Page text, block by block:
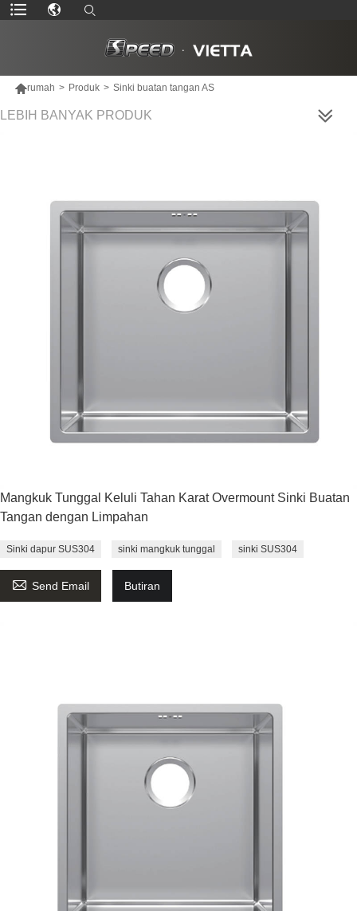
rumah > Produk > Sinki buatan tangan AS
LEBIH BANYAK PRODUK
Mangkuk Tunggal Keluli Tahan Karat Overmount Sinki Buatan
Tangan dengan Limpahan
Sinki dapur SUS304 sinki mangkuk tunggal sinki SUS304
 Send Email Butiran